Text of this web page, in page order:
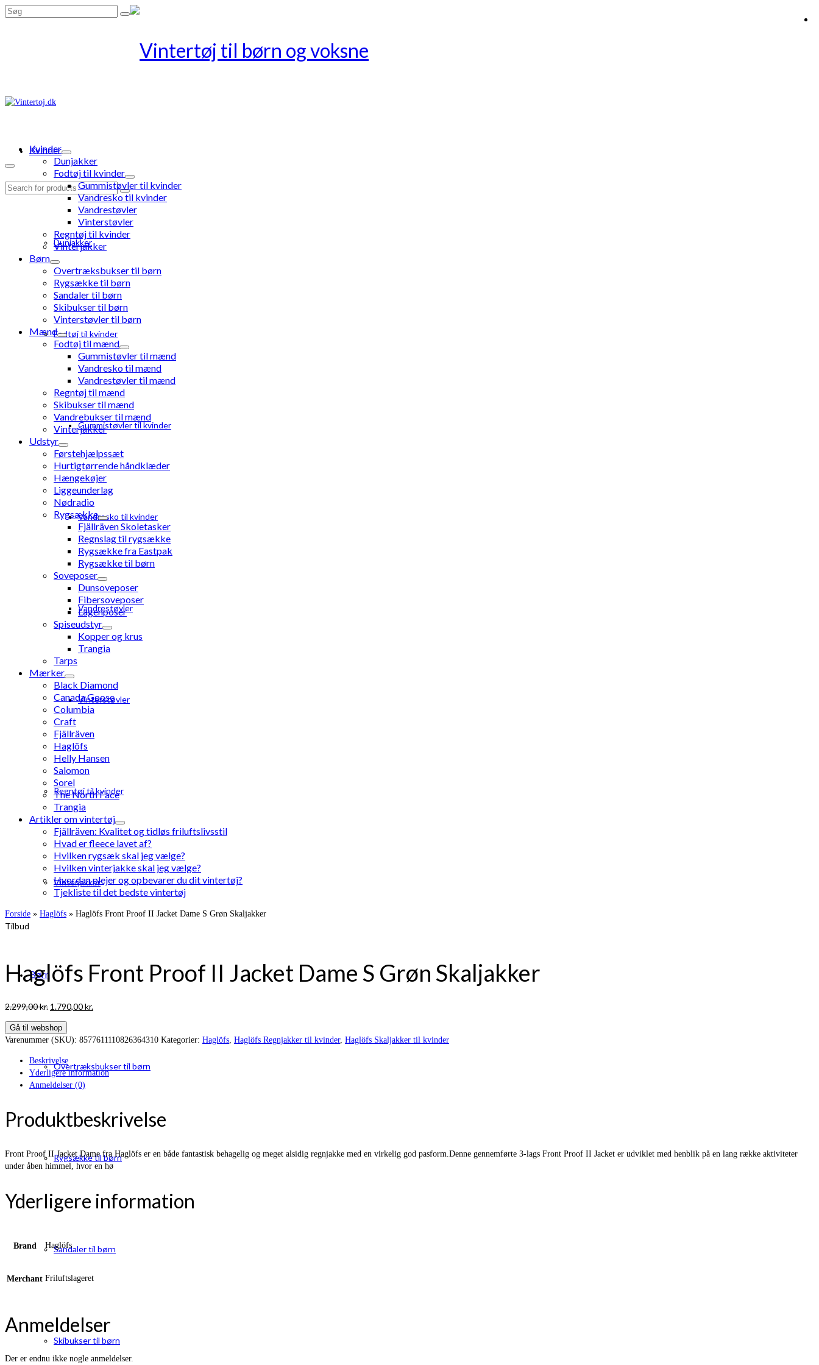
Search
Kvinder
Dunjakker
Fodtøj til kvinder
Gummistøvler til kvinder
Vandresko til kvinder
Vandrestøvler
Vinterstøvler
Regntøj til kvinder
Vinterjakker
Børn
Overtræksbukser til børn
Rygsække til børn
Sandaler til børn
Skibukser til børn
Search
Kvinder
Dunjakker
Fodtøj til kvinder
Gummistøvler til kvinder
Vandresko til kvinder
Vandrestøvler
Vinterstøvler
Regntøj til kvinder
Vinterjakker
Børn
Overtræksbukser til børn
Rygsække til børn
Sandaler til børn
Skibukser til børn
Vinterstøvler til børn
Mænd
Fodtøj til mænd
Gummistøvler til mænd
Vandresko til mænd
Vandrestøvler til mænd
Regntøj til mænd
Skibukser til mænd
Vandrebukser til mænd
Vinterjakker
Udstyr
Førstehjælpssæt
Hurtigtørrende håndklæder
Hængekøjer
Liggeunderlag
Nødradio
Rygsække
Fjällräven Skoletasker
Regnslag til rygsække
Rygsække fra Eastpak
Rygsække til børn
Soveposer
Dunsoveposer
Fibersoveposer
Lagenposer
Spiseudstyr
Kopper og krus
Trangia
Tarps
Mærker
Black Diamond
Canada Goose
Columbia
Craft
Fjällräven
Haglöfs
Helly Hansen
Salomon
Sorel
The North Face
Trangia
Artikler om vintertøj
Fjällräven: Kvalitet og tidløs friluftslivsstil
Hvad er fleece lavet af?
Hvilken rygsæk skal jeg vælge?
Hvilken vinterjakke skal jeg vælge?
Hvordan plejer og opbevarer du dit vintertøj?
Tjekliste til det bedste vintertøj
Forside » Haglöfs » Haglöfs Front Proof II Jacket Dame S Grøn Skaljakker
Tilbud
Haglöfs Front Proof II Jacket Dame S Grøn Skaljakker
2.299,00kr. Den
pris
var:
1.790,00kr.
er:
Gå til webshop
Varenummer (SKU): 8577611110826364310 Kategorier: Haglöfs Haglöfs Regnjakker til kvinder, Haglöfs Skaljakker til kvinder
Beskrivelse
Yderligere information
Anmeldelser (0)
Produktbeskrivelse
Front Proof II Jacket Dame fra Haglöfs er en både fantastisk behagelig og meget alsidig regnjakke med en virkelig god pasform.Denne gennemførte 3-lags Front Proof II Jacket er udviklet med henblik på en lang række aktiviteter
under åben himmel, hvor en hø
Yderligere information
Brand Haglöfs
Merchant Friluftslageret
Anmeldelser
Der er endnu ikke nogle anmeldelser.